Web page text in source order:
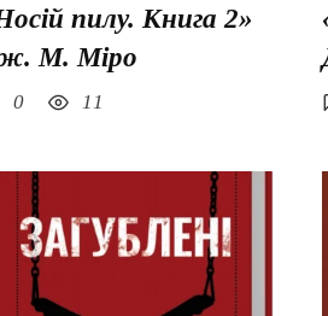
пилу. Книга 2»
М. Міро
0 11